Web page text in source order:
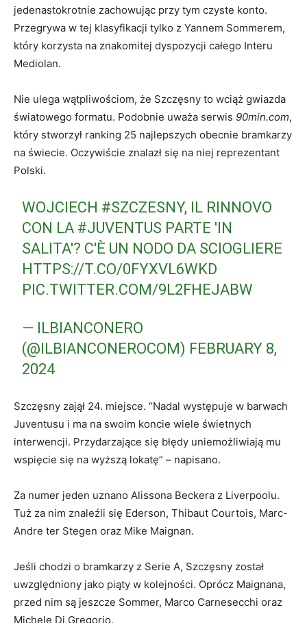
jedenastokrotnie zachowując przy tym czyste konto.
Przegrywa w tej klasyfikacji tylko z Yannem Sommerem,
który korzysta na znakomitej dyspozycji całego Interu
Mediolan.
Nie ulega wątpliwościom, że Szczęsny to wciąż gwiazda
światowego formatu. Podobnie uważa serwis 90min.com,
który stworzył ranking 25 najlepszych obecnie bramkarzy
na świecie. Oczywiście znalazł się na niej reprezentant
Polski.
WOJCIECH #SZCZESNY, IL RINNOVO
CON LA #JUVENTUS PARTE 'IN
SALITA'? C'È UN NODO DA SCIOGLIERE
HTTPS://T.CO/0FYXVL6WKD
PIC.TWITTER.COM/9L2FHEJABW
— ILBIANCONERO
(@ILBIANCONEROCOM) FEBRUARY 8,
2024
Szczęsny zajął 24. miejsce. “Nadal występuje w barwach
Juventusu i ma na swoim koncie wiele świetnych
interwencji. Przydarzające się błędy uniemożliwiają mu
wspięcie się na wyższą lokatę” – napisano.
Za numer jeden uznano Alissona Beckera z Liverpoolu.
Tuż za nim znaleźli się Ederson, Thibaut Courtois, Marc-
Andre ter Stegen oraz Mike Maignan.
Jeśli chodzi o bramkarzy z Serie A, Szczęsny został
uwzględniony jako piąty w kolejności. Oprócz Maignana,
przed nim są jeszcze Sommer, Marco Carnesecchi oraz
Michele Di Gregorio.